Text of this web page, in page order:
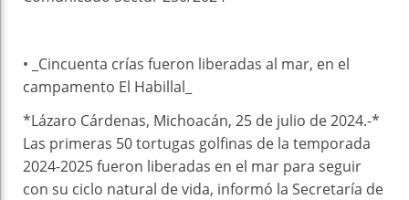
• _Cincuenta crías fueron liberadas al mar, en el
campamento El Habillal_
*Lázaro Cárdenas, Michoacán, 25 de julio de 2024.-*
Las primeras 50 tortugas golfinas de la temporada
2024-2025 fueron liberadas en el mar para seguir
con su ciclo natural de vida, informó la Secretaría de